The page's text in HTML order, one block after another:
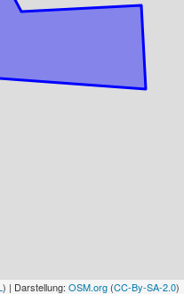
) | Darstellung: OSM.org (CC-By-SA-2.0)